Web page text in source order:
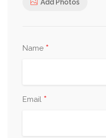
Add Photos
Name *
Email *